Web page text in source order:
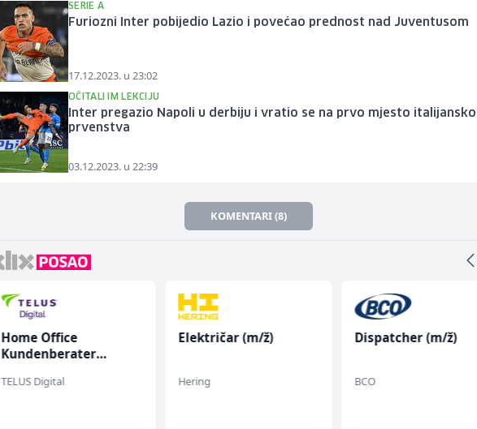
SERIE A
Furiozni Inter pobijedio Lazio i povećao prednost nad Juventusom
17.12.2023. u 23:02
OČITALI IM LEKCIJU
Inter pregazio Napoli u derbiju i vratio se na prvo mjesto
prvenstva
03.12.2023. u 22:39
KOMENTARI (8)
Home Office
Kundenberater
TELUS Digital
Električar (m/ž)
Hering
Dispatcher (m/ž)
BCO